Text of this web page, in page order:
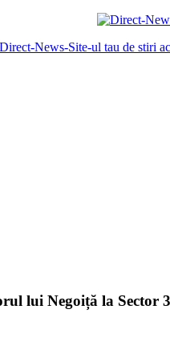
lui Negoiță la Sector